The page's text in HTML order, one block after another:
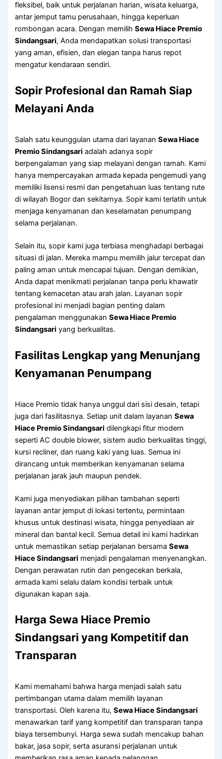
fleksibel, baik untuk perjalanan harian, wisata keluarga,
antar jemput tamu perusahaan, hingga keperluan
rombongan acara. Dengan memilihSewa Hiace Premio
Sindangsari, Anda mendapatkan solusi transportasi
yang aman, efisien, dan elegan tanpa harus repot
mengatur kendaraan sendiri.
Sopir Profesional dan Ramah Siap
Melayani Anda
Salah satu keunggulan utama dari layananSewa Hiace
Premio Sindangsari adalah adanya sopir
berpengalaman yang siap melayani dengan ramah. Kami
hanya mempercayakan armada kepada pengemudi yang
memiliki lisensi resmi dan pengetahuan luas tentang rute
di wilayah Bogor dan sekitarnya. Sopir kami terlatih untuk
menjaga kenyamanan dan keselamatan penumpang
selama perjalanan.
Selain itu, sopir kami juga terbiasa menghadapi berbagai
situasi di jalan. Mereka mampu memilih jalur tercepat dan
paling aman untuk mencapai tujuan. Dengan demikian,
Anda dapat menikmati perjalanan tanpa perlu khawatir
tentang kemacetan atau arah jalan. Layanan sopir
profesional ini menjadi bagian penting dalam
pengalaman menggunakanSewa Hiace Premio
Sindangsari yang berkualitas.
Fasilitas Lengkap yang Menunjang
Kenyamanan Penumpang
Hiace Premio tidak hanya unggul dari sisi desain, tetapi
juga dari fasilitasnya. Setiap unit dalam layananSewa
Hiace Premio Sindangsari dilengkapi fitur modern
seperti AC double blower, sistem audio berkualitas tinggi,
kursi recliner, dan ruang kaki yang luas. Semua ini
dirancang untuk memberikan kenyamanan selama
perjalanan jarak jauh maupun pendek.
Kami juga menyediakan pilihan tambahan seperti
layanan antar jemput di lokasi tertentu, permintaan
khusus untuk destinasi wisata, hingga penyediaan air
mineral dan bantal kecil. Semua detail ini kami hadirkan
untuk memastikan setiap perjalanan bersamaSewa
Hiace Sindangsari menjadi pengalaman menyenangkan.
Dengan perawatan rutin dan pengecekan berkala,
armada kami selalu dalam kondisi terbaik untuk
digunakan kapan saja.
Harga Sewa Hiace Premio
Sindangsari yang Kompetitif dan
Transparan
Kami memahami bahwa harga menjadi salah satu
pertimbangan utama dalam memilih layanan
transportasi. Oleh karena itu,Sewa Hiace Sindangsari
menawarkan tarif yang kompetitif dan transparan tanpa
biaya tersembunyi. Harga sewa sudah mencakup bahan
bakar, jasa sopir, serta asuransi perjalanan untuk